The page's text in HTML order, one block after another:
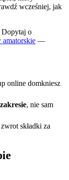
wcześniej, jak
Dopytaj o
amatorskie —
online domkniesz
, nie sam
składki za